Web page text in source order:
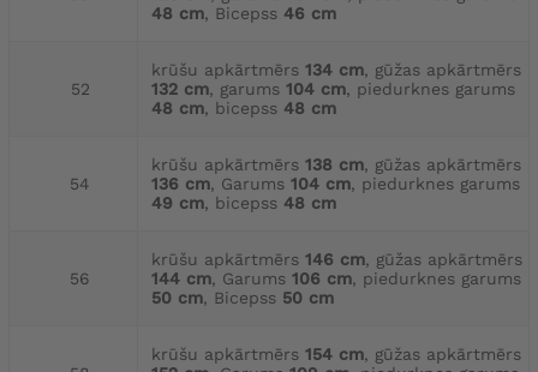
48 cm, Bicepss 46 cm
52
krūšu apkārtmērs 134 cm, gūžas apkārtmērs
132 cm, garums 104 cm, piedurknes garums
48 cm, bicepss 48 cm
54
krūšu apkārtmērs 138 cm, gūžas apkārtmērs
136 cm, Garums 104 cm, piedurknes garums
49 cm, bicepss 48 cm
56
krūšu apkārtmērs 146 cm, gūžas apkārtmērs
144 cm, Garums 106 cm, piedurknes garums
50 cm, Bicepss 50 cm
krūšu apkārtmērs 154 cm, gūžas apkārtmērs